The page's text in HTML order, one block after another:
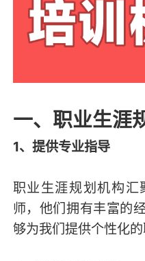
一、职业生涯
1、提供专业指导
职业生涯规划机构汇
师，他们拥有丰富的
够为我们提供个性化的